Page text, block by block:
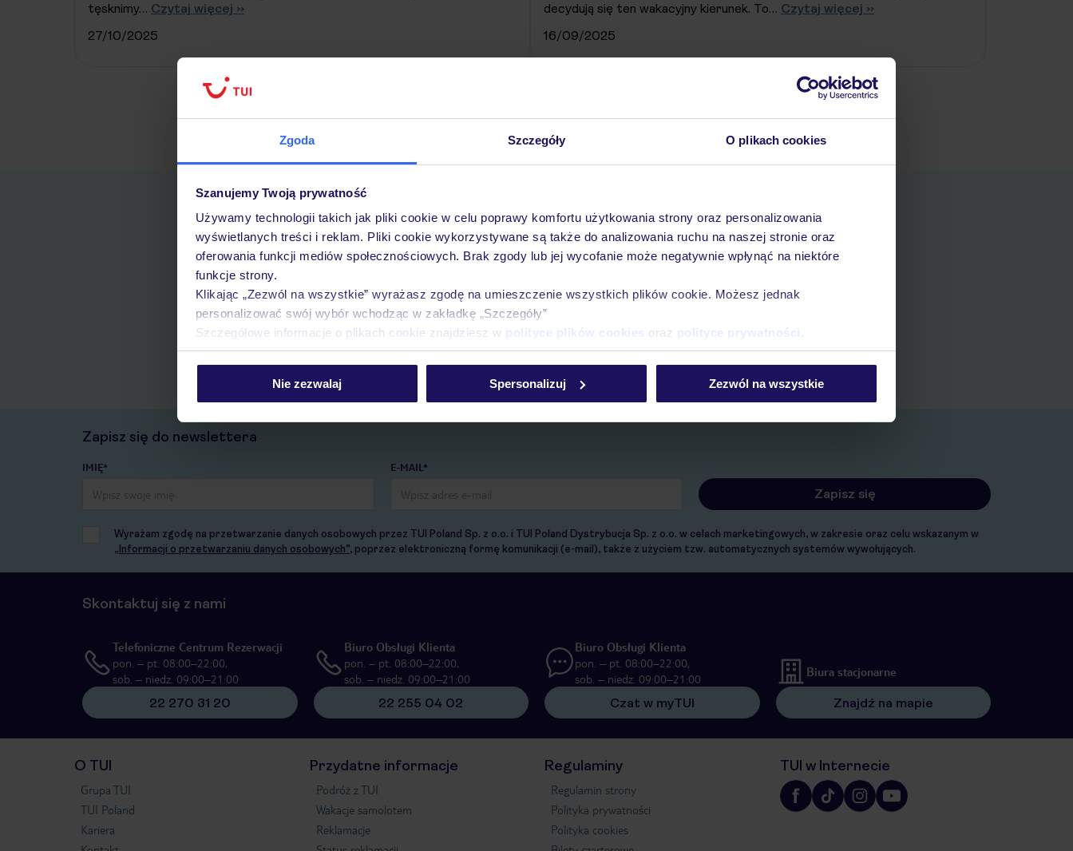
Zgoda Szczegóły O plikach cookies
Szanujemy Twoją prywatność
Używamy technologii takich jak pliki cookie w celu poprawy komfortu użytkowania strony oraz personalizowania
wyświetlanych treści i reklam. Pliki cookie wykorzystywane są także do analizowania ruchu na naszej stronie oraz
oferowania funkcji mediów społecznościowych. Brak zgody lub jej wycofanie może negatywnie wpłynąć na niektóre
funkcje strony.
Klikając „Zezwól na wszystkie” wyrażasz zgodę na umieszczenie wszystkich plików cookie. Możesz jednak
personalizować swój wybór wchodząc w zakładkę „Szczegóły”
Szczegółowe informacje o plikach cookie znajdziesz w polityce plików cookies oraz polityce prywatności
Nie zezwalaj Spersonalizuj Zezwól na wszystkie
tęsknimy… Czytaj więcej ››
27/10/2025
decydują się ten wakacyjny kierunek. To… Czytaj więcej ››
16/09/2025
Pobierz bezpłatną aplikację TUI
Lista ulubionych ofert i możliwość ich udostępniania
Historia wyszukiwań i ostatnio oglądanych ofert
Kontakt z TUI i wszystkie informacje o Twojej rezerwacji w myTUI
Zapisz się do newslettera
IMIĘ* E-MAIL*
Wyrażam zgodę na przetwarzanie danych osobowych przez TUI Poland Sp. z o.o. i TUI Poland Dystrybucja Sp. z o.o. w celach marketingowych, w zakresie oraz celu wskazanym w
„Informacji o przetwarzaniu danych osobowych”, poprzez elektroniczną formę komunikacji (e-mail), także z użyciem tzw. automatycznych systemów wywołujących.
Skontaktuj się z nami
Telefoniczne Centrum Rezerwacji
pon. – pt. 08:00–22:00,
sob. – niedz. 09:00–21:00
22 270 31 20
Biuro Obsługi Klienta
pon. – pt. 08:00–22:00,
sob. – niedz. 09:00–21:00
22 255 04 02
Biuro Obsługi Klienta
pon. – pt. 08:00–22:00,
sob. – niedz. 09:00–21:00
Czat w myTUI
Biura stacjonarne
Znajdź na mapie
O TUI
Grupa TUI
TUI Poland
Kariera
Przydatne informacje
Podróż z TUI
Wakacje samolotem
Reklamacje
Regulaminy
Regulamin strony
Polityka prywatności
Polityka cookies
TUI w Internecie